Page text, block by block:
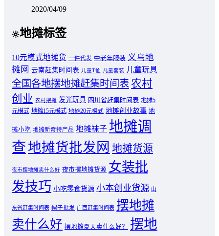
2020/04/09
地摊标签
10元模式地摊货 一件代发 中老年服装 义乌地
摊网 云南赶集时间表 儿童T恤 儿童套装 儿童玩具
全国各地摆地摊赶集时间表 农村
创业 农村摆摊 发光玩具 四川省赶集时间表 地摊5
元模式 地摊15元模式 地摊20元模式 地摊创业故事 地
摊小吃 地摊新奇特产品 地摊袜子 地摊调
查地摊货批发网 地摊货源
夜市摆地摊卖什么好 夜市摆地摊货源 女装批
发技巧 小吃零食货源 小本创业货源 山
东省赶集时间表 帽子批发 广西赶集时间表 摆地摊
卖什么好 摆地摊夏天卖什么好？
摆地